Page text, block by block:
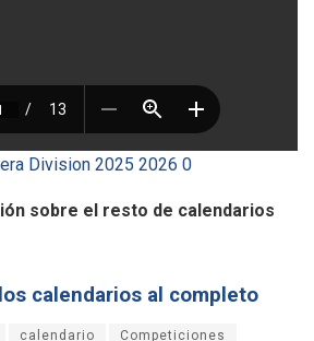
Division 2025 2026 0
sobre el resto de calendarios
calendarios al completo
calendario Competiciones